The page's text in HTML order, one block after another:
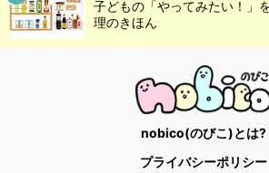
子どもの「やってみたい！」
理のきほん
nobico(のびこ)とは?
プライバシーポリシー